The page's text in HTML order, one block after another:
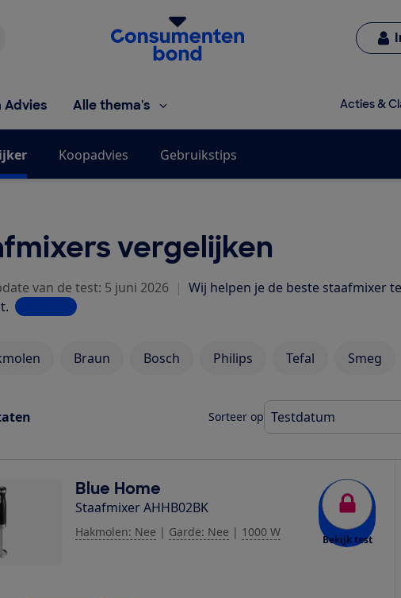
Homepage van de Consumentenbond
Advies Alle thema's Acties &
Koopadvies Gebruikstips
vergelijken
van de test: 5 juni 2026 | Wij helpen je de beste staafmixer
Lees meer
Braun Bosch Philips Tefal Smeg
Sorteer op
Blue Home
Staafmixer AHHB02BK
Hakmolen: Nee | Garde: Nee | 1000 W
Bekijk test